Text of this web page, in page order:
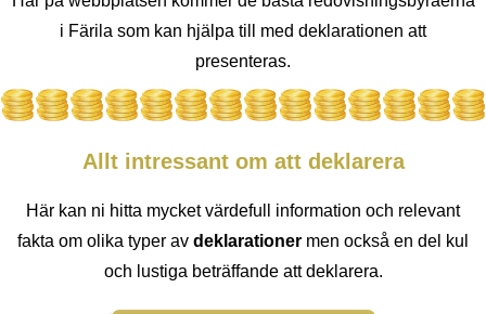
i Färila som kan hjälpa till med deklarationen att
presenteras.
Allt intressant om att deklarera
Här kan ni hitta mycket värdefull information och relevant
fakta om olika typer av deklarationer men också en del kul
och lustiga beträffande att deklarera.